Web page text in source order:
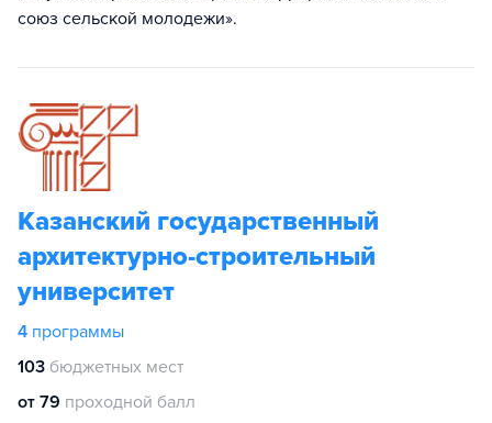
союз сельской молодежи».
Казанский государственный
архитектурно-строительный
университет
4 программы
103 бюджетных мест
от 79 проходной балл